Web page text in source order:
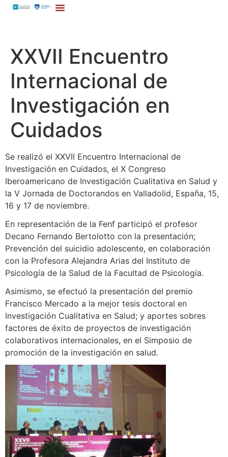
XXVII Encuentro
Internacional de
Investigación en
Cuidados
Se realizó el XXVII Encuentro Internacional de
Investigación en Cuidados, el X Congreso
Iberoamericano de Investigación Cualitativa en Salud y
la V Jornada de Doctorandos en Valladolid, España, 15,
16 y 17 de noviembre.
En representación de la Fenf participó el profesor
Decano Fernando Bertolotto con la presentación;
Prevención del suicidio adolescente, en colaboración
con la Profesora Alejandra Arias del Instituto de
Psicología de la Salud de la Facultad de Psicología.
Asimismo, se efectuó la presentación del premio
Francisco Mercado a la mejor tesis doctoral en
Investigación Cualitativa en Salud; y aportes sobres
factores de éxito de proyectos de investigación
colaborativos internacionales, en el Simposio de
promoción de la investigación en salud.